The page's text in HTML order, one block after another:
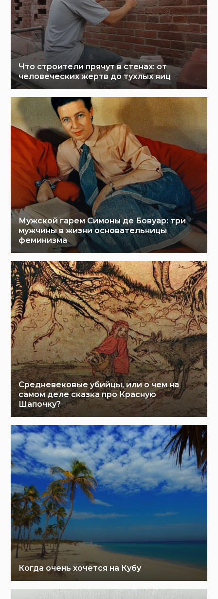
Что строители прячут в стенах: от
человеческих жертв до тухлых яиц
Мужской гарем Симоны де Бовуар: три
мужчины в жизни основательницы
феминизма
Средневековые убийцы, или о чем на
самом деле сказка про Красную
Шапочку?
Когда очень хочется на Кубу